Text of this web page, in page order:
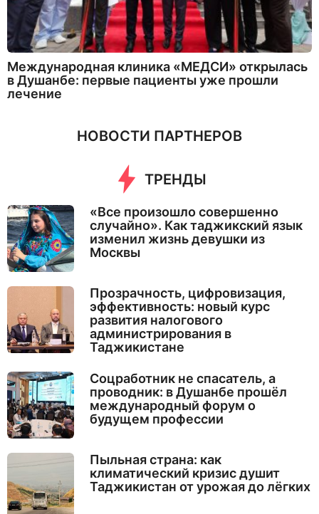
Международная клиника «МЕДСИ» открылась
в Душанбе: первые пациенты уже прошли
лечение
НОВОСТИ ПАРТНЕРОВ
ТРЕНДЫ
«Все произошло совершенно
случайно». Как таджикский язык
изменил жизнь девушки из
Москвы
Прозрачность, цифровизация,
эффективность: новый курс
развития налогового
администрирования в
Таджикистане
Соцработник не спасатель, а
проводник: в Душанбе прошёл
международный форум о
будущем профессии
Пыльная страна: как
климатический кризис душит
Таджикистан от урожая до лёгких